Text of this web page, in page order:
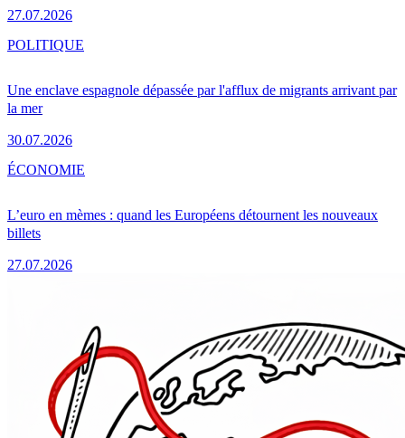
27.07.2026
Une enclave espagnole dépassée par l'afflux de migrants arrivant par
la mer
30.07.2026
POLITIQUE
L’euro en mèmes : quand les Européens détournent les nouveaux
billets
27.07.2026
ÉCONOMIE